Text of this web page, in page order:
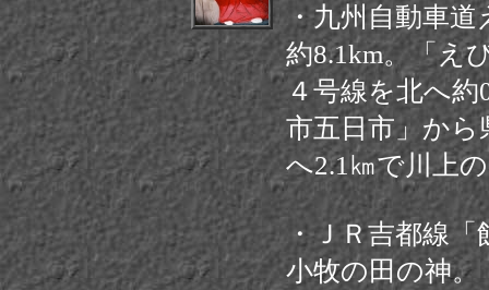
・九州自動車
約8.1km。「え
４号線を北へ
市五日市」か
へ2.1㎞で川上
・ＪＲ吉都線
小牧の田の神。